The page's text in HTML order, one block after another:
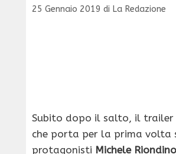
25 Gennaio 2019 di La Redazione
Subito dopo il salto, il trailer
che porta per la prima volta
protagonisti Michele Riondino